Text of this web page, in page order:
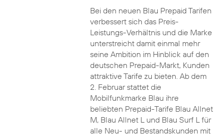
Bei den neuen Blau Prepaid Tarifen
verbessert sich das Preis-
Leistungs-Verhältnis und die Marke
unterstreicht damit einmal mehr
seine Ambition im Hinblick auf den
deutschen Prepaid-Markt, Kunden
attraktive Tarife zu bieten. Ab dem
2. Februar stattet die
Mobilfunkmarke Blau ihre
beliebten Prepaid-Tarife Blau Allnet
M, Blau Allnet L und Blau Surf L für
alle Neu- und Bestandskunden mit